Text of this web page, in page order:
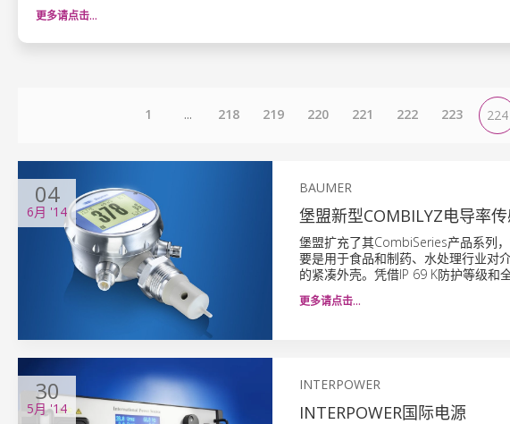
更多请点击…
1 ... 218 219 220 221 222 223 224
04
6月 '14
BAUMER
堡盟新型COMBILYZ电导率
堡盟扩充了其CombiSeries产品系列
要是用于食品和制药、水处理行业对
的紧凑外壳。凭借IP 69 K防护等级和
更多请点击…
30
5月'14
INTERPOWER
INTERPOWER国际电源